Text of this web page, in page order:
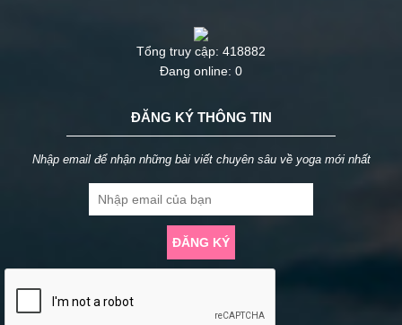
Tổng truy cập: 418882
Đang online: 0
ĐĂNG KÝ THÔNG TIN
Nhập email để nhận những bài viết chuyên sâu về yoga mới nhất
ĐĂNG KÝ